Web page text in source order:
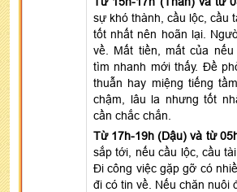
sự khó thành, cầu lộc, cầu
tốt nhất nên hoãn lại.
về. Mất tiền, mất của
tìm nhanh mới thấy. Đề
thuẫn hay miệng tiếng
chậm, lâu la nhưng tốt
cần chắc chắn.
Từ 17h-19h (Dậu) và từ
sắp tới, nếu cầu lộc, cầu
Đi công việc gặp gỡ có
đi có tin về. Nếu chăn nuôi